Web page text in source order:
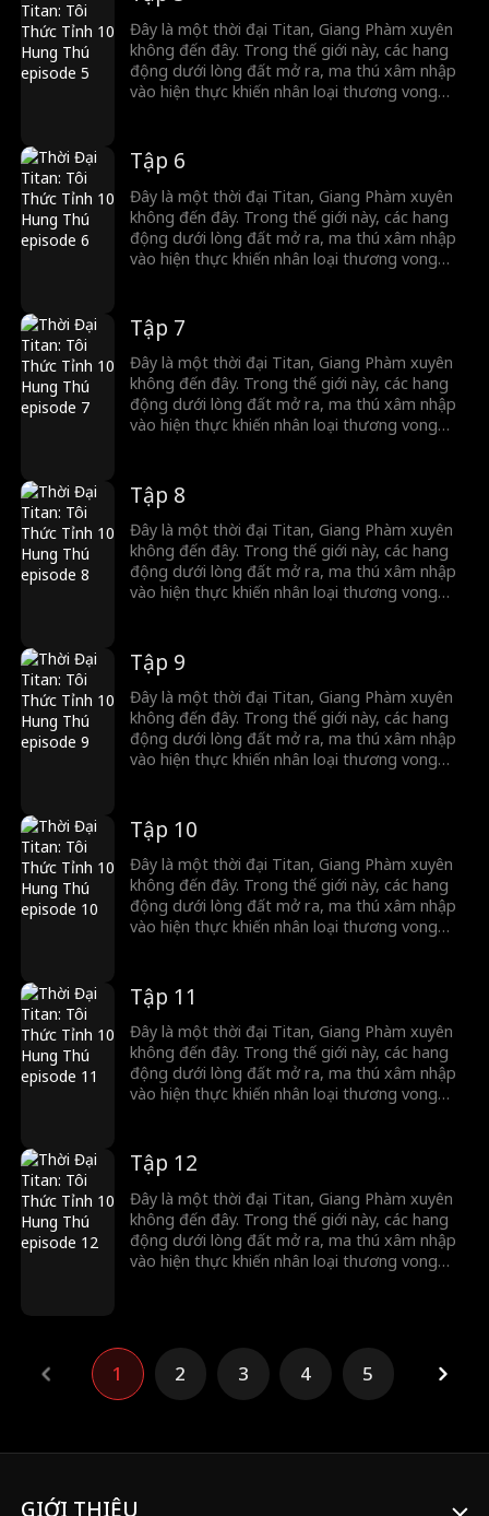
Tháp Thập Hung, bên trong ẩn chứa 10 hung
thú cấp Thần. Hãy xem Giang Phàm làm thế
nào tung hoành ngang dọc trong thời đại Titan.
Đây là một thời đại Titan, Giang Phàm xuyên
không đến đây. Trong thế giới này, các hang
động dưới lòng đất mở ra, ma thú xâm nhập
vào hiện thực khiến nhân loại thương vong
thú. Thế nhưng, Giang Phàm lại thức tỉnh
Tháp Thập Hung, bên trong ẩn chứa 10 hung
thú cấp Thần. Hãy xem Giang Phàm làm thế
nào tung hoành ngang dọc trong thời đại Titan.
Tập 6
Đây là một thời đại Titan, Giang Phàm xuyên
không đến đây. Trong thế giới này, các hang
động dưới lòng đất mở ra, ma thú xâm nhập
vào hiện thực khiến nhân loại thương vong
thú. Thế nhưng, Giang Phàm lại thức tỉnh
Tháp Thập Hung, bên trong ẩn chứa 10 hung
thú cấp Thần. Hãy xem Giang Phàm làm thế
nào tung hoành ngang dọc trong thời đại Titan.
Tập 7
Đây là một thời đại Titan, Giang Phàm xuyên
không đến đây. Trong thế giới này, các hang
động dưới lòng đất mở ra, ma thú xâm nhập
vào hiện thực khiến nhân loại thương vong
thú. Thế nhưng, Giang Phàm lại thức tỉnh
Tháp Thập Hung, bên trong ẩn chứa 10 hung
thú cấp Thần. Hãy xem Giang Phàm làm thế
nào tung hoành ngang dọc trong thời đại Titan.
Tập 8
Đây là một thời đại Titan, Giang Phàm xuyên
không đến đây. Trong thế giới này, các hang
động dưới lòng đất mở ra, ma thú xâm nhập
vào hiện thực khiến nhân loại thương vong
thú. Thế nhưng, Giang Phàm lại thức tỉnh
Tháp Thập Hung, bên trong ẩn chứa 10 hung
thú cấp Thần. Hãy xem Giang Phàm làm thế
nào tung hoành ngang dọc trong thời đại Titan.
Tập 9
Đây là một thời đại Titan, Giang Phàm xuyên
không đến đây. Trong thế giới này, các hang
động dưới lòng đất mở ra, ma thú xâm nhập
vào hiện thực khiến nhân loại thương vong
thú. Thế nhưng, Giang Phàm lại thức tỉnh
Tháp Thập Hung, bên trong ẩn chứa 10 hung
thú cấp Thần. Hãy xem Giang Phàm làm thế
nào tung hoành ngang dọc trong thời đại Titan.
Tập 10
Đây là một thời đại Titan, Giang Phàm xuyên
không đến đây. Trong thế giới này, các hang
động dưới lòng đất mở ra, ma thú xâm nhập
vào hiện thực khiến nhân loại thương vong
thú. Thế nhưng, Giang Phàm lại thức tỉnh
Tháp Thập Hung, bên trong ẩn chứa 10 hung
thú cấp Thần. Hãy xem Giang Phàm làm thế
nào tung hoành ngang dọc trong thời đại Titan.
Tập 11
Đây là một thời đại Titan, Giang Phàm xuyên
không đến đây. Trong thế giới này, các hang
động dưới lòng đất mở ra, ma thú xâm nhập
vào hiện thực khiến nhân loại thương vong
thú. Thế nhưng, Giang Phàm lại thức tỉnh
Tháp Thập Hung, bên trong ẩn chứa 10 hung
thú cấp Thần. Hãy xem Giang Phàm làm thế
nào tung hoành ngang dọc trong thời đại Titan.
Tập 12
Đây là một thời đại Titan, Giang Phàm xuyên
không đến đây. Trong thế giới này, các hang
động dưới lòng đất mở ra, ma thú xâm nhập
vào hiện thực khiến nhân loại thương vong
Tháp Thập Hung, bên trong ẩn chứa 10 hung
thú cấp Thần. Hãy xem Giang Phàm làm thế
nào tung hoành ngang dọc trong thời đại Titan.
1 2 3 4 5
GIỚI THIỆU